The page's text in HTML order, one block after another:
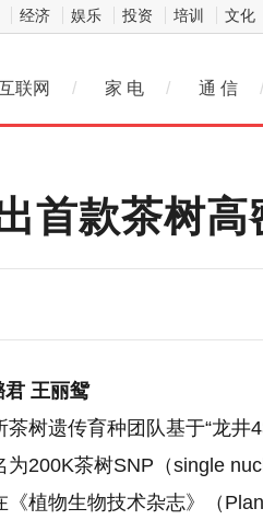
经济 娱乐 投资 培训 文化
联网 / 家 电 / 通 信 /
首款茶树高
君 王丽鸳
树遗传育种团队基于“龙井
200K茶树SNP（single
植物生物技术杂志》（